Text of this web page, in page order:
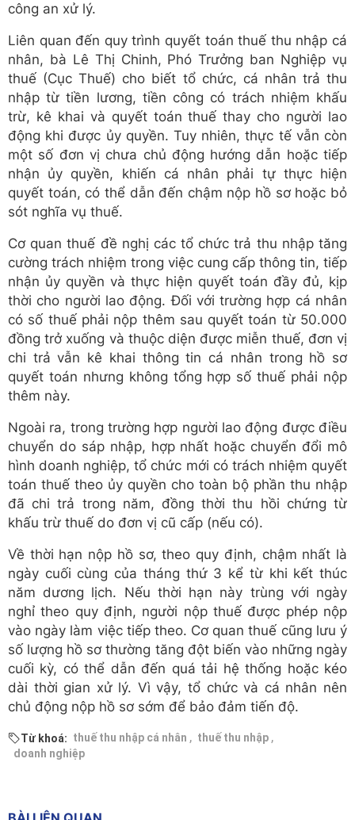
công an xử lý.
Liên quan đến quy trình quyết toán thuế thu nhập cá
nhân, bà Lê Thị Chinh, Phó Trưởng ban Nghiệp vụ
thuế (Cục Thuế) cho biết tổ chức, cá nhân trả thu
nhập từ tiền lương, tiền công có trách nhiệm khấu
trừ, kê khai và quyết toán thuế thay cho người lao
động khi được ủy quyền. Tuy nhiên, thực tế vẫn còn
một số đơn vị chưa chủ động hướng dẫn hoặc tiếp
nhận ủy quyền, khiến cá nhân phải tự thực hiện
quyết toán, có thể dẫn đến chậm nộp hồ sơ hoặc bỏ
sót nghĩa vụ thuế.
Cơ quan thuế đề nghị các tổ chức trả thu nhập tăng
cường trách nhiệm trong việc cung cấp thông tin, tiếp
nhận ủy quyền và thực hiện quyết toán đầy đủ, kịp
thời cho người lao động. Đối với trường hợp cá nhân
có số thuế phải nộp thêm sau quyết toán từ 50.000
đồng trở xuống và thuộc diện được miễn thuế, đơn vị
chi trả vẫn kê khai thông tin cá nhân trong hồ sơ
quyết toán nhưng không tổng hợp số thuế phải nộp
thêm này.
Ngoài ra, trong trường hợp người lao động được điều
chuyển do sáp nhập, hợp nhất hoặc chuyển đổi mô
hình doanh nghiệp, tổ chức mới có trách nhiệm quyết
toán thuế theo ủy quyền cho toàn bộ phần thu nhập
đã chi trả trong năm, đồng thời thu hồi chứng từ
khấu trừ thuế do đơn vị cũ cấp (nếu có).
Về thời hạn nộp hồ sơ, theo quy định, chậm nhất là
ngày cuối cùng của tháng thứ 3 kể từ khi kết thúc
năm dương lịch. Nếu thời hạn này trùng với ngày
nghỉ theo quy định, người nộp thuế được phép nộp
vào ngày làm việc tiếp theo. Cơ quan thuế cũng lưu ý
số lượng hồ sơ thường tăng đột biến vào những ngày
cuối kỳ, có thể dẫn đến quá tải hệ thống hoặc kéo
dài thời gian xử lý. Vì vậy, tổ chức và cá nhân nên
chủ động nộp hồ sơ sớm để bảo đảm tiến độ.
Từ khoá: thuế thu nhập cá nhân , thuế thu nhập ,
doanh nghiệp